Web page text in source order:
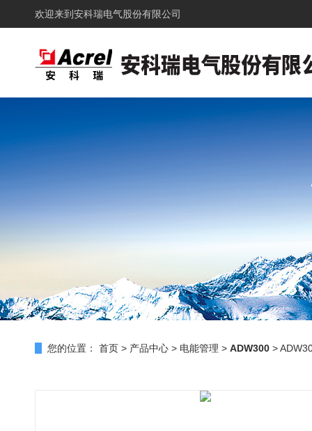
欢迎来到 安科瑞电气股份有限公司
您的位置： 首页 > 产品中心 > 电能管理 > ADW300 >